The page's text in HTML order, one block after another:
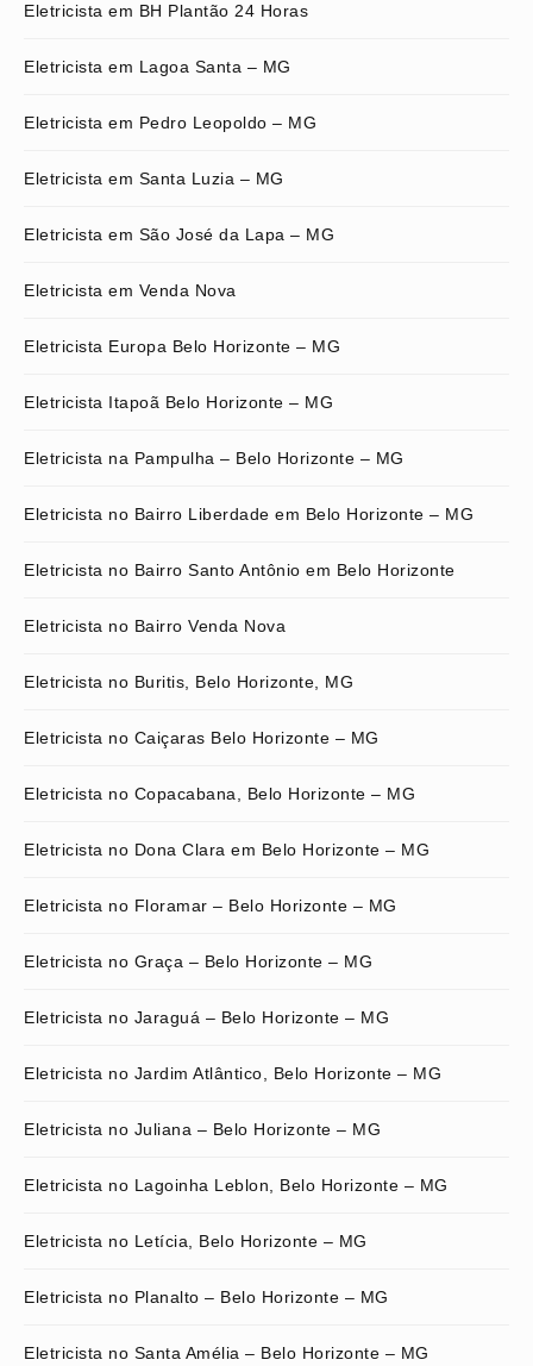
Eletricista em BH Plantão 24 Horas
Eletricista em Lagoa Santa – MG
Eletricista em Pedro Leopoldo – MG
Eletricista em Santa Luzia – MG
Eletricista em São José da Lapa – MG
Eletricista em Venda Nova
Eletricista Europa Belo Horizonte – MG
Eletricista Itapoã Belo Horizonte – MG
Eletricista na Pampulha – Belo Horizonte – MG
Eletricista no Bairro Liberdade em Belo Horizonte – MG
Eletricista no Bairro Santo Antônio em Belo Horizonte
Eletricista no Bairro Venda Nova
Eletricista no Buritis, Belo Horizonte, MG
Eletricista no Caiçaras Belo Horizonte – MG
Eletricista no Copacabana, Belo Horizonte – MG
Eletricista no Dona Clara em Belo Horizonte – MG
Eletricista no Floramar – Belo Horizonte – MG
Eletricista no Graça – Belo Horizonte – MG
Eletricista no Jaraguá – Belo Horizonte – MG
Eletricista no Jardim Atlântico, Belo Horizonte – MG
Eletricista no Juliana – Belo Horizonte – MG
Eletricista no Lagoinha Leblon, Belo Horizonte – MG
Eletricista no Letícia, Belo Horizonte – MG
Eletricista no Planalto – Belo Horizonte – MG
Eletricista no Santa Amélia – Belo Horizonte – MG